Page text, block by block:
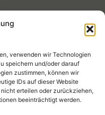
verwenden wir Technologien
speichern und/oder darauf
zustimmen, können wir
IDs auf dieser Website
erteilen oder zurückziehen,
beeinträchtigt werden.